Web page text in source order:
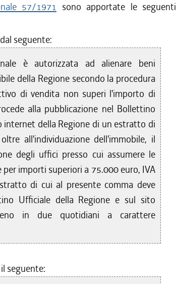
57/1971 sono apportate le seguenti
seguente:
è autorizzata ad alienare beni
della Regione secondo la procedura
di vendita non superi l'importo di
alla pubblicazione nel Bollettino
internet della Regione di un estratto di
all'individuazione dell'immobile, il
degli uffici presso cui assumere le
importi superiori a 75.000 euro, IVA
di cui al presente comma deve
Ufficiale della Regione e sul sito
in due quotidiani a carattere
seguente: